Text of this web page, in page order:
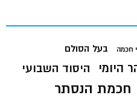
חכמה בעל הסולם
היומי היסוד השבועי
חכמת הנסתר